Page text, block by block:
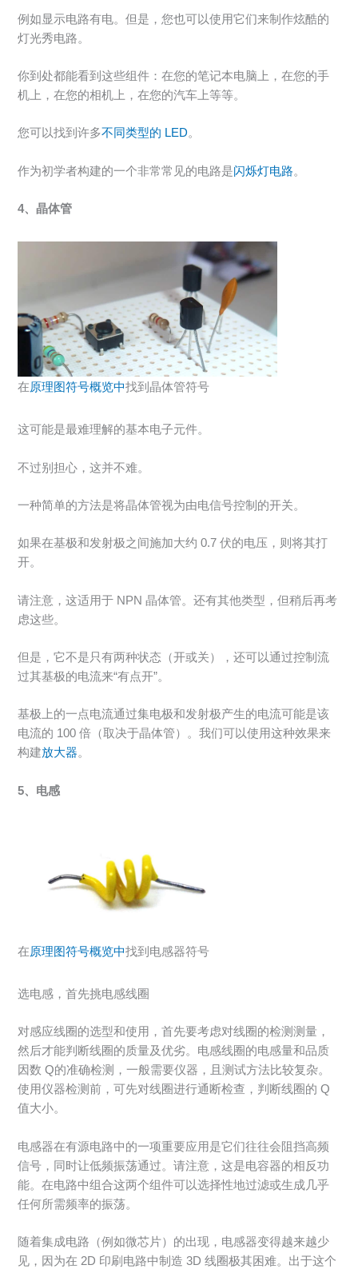
例如显示电路有电。但是，您也可以使用它们来制作炫酷的
灯光秀电路。
你到处都能看到这些组件：在您的笔记本电脑上，在您的手
机上，在您的相机上，在您的汽车上等等。
您可以找到许多不同类型的 LED。
作为初学者构建的一个非常常见的电路是闪烁灯电路。
4、晶体管
在原理图符号概览中找到晶体管符号
这可能是最难理解的基本电子元件。
不过别担心，这并不难。
一种简单的方法是将晶体管视为由电信号控制的开关。
如果在基极和发射极之间施加大约 0.7 伏的电压，则将其打
开。
请注意，这适用于 NPN 晶体管。还有其他类型，但稍后再考
虑这些。
但是，它不是只有两种状态（开或关），还可以通过控制流
过其基极的电流来“有点开”。
基极上的一点电流通过集电极和发射极产生的电流可能是该
电流的 100 倍（取决于晶体管）。我们可以使用这种效果来
构建放大器。
5、电感
在原理图符号概览中找到电感器符号
选电感，首先挑电感线圈
对感应线圈的选型和使用，首先要考虑对线圈的检测测量，
然后才能判断线圈的质量及优劣。电感线圈的电感量和品质
因数 Q的准确检测，一般需要仪器，且测试方法比较复杂。
使用仪器检测前，可先对线圈进行通断检查，判断线圈的 Q
值大小。
电感器在有源电路中的一项重要应用是它们往往会阻挡高频
信号，同时让低频振荡通过。请注意，这是电容器的相反功
能。在电路中组合这两个组件可以选择性地过滤或生成几乎
任何所需频率的振荡。
随着集成电路（例如微芯片）的出现，电感器变得越来越少
见，因为在 2D 印刷电路中制造 3D 线圈极其困难。出于这个